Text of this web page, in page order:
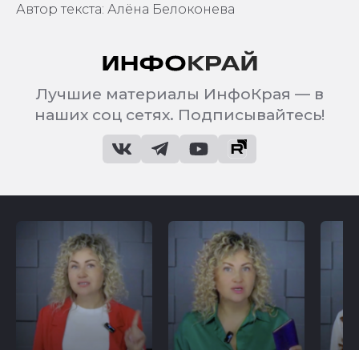
Автор текста: Алёна Белоконева
Лучшие материалы ИнфоКрая — в
наших соц сетях. Подписывайтесь!